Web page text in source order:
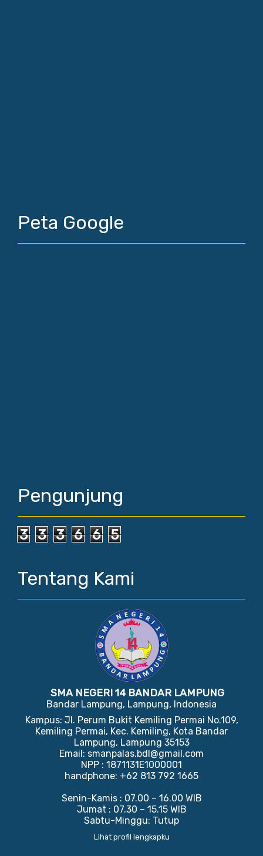
Peta Google
Pengunjung
3 3 3 6 6 5
Tentang Kami
SMA NEGERI 14 BANDAR LAMPUNG
Bandar Lampung, Lampung, Indonesia
Kampus: Jl. Perum Bukit Kemiling Permai No.109,
Kemiling Permai, Kec. Kemiling, Kota Bandar
Lampung, Lampung 35153
Email: smanpalas.bdl@gmail.com
NPP : 1871131E1000001
handphone: +62 813 792 1665
Senin-Kamis : 07.00 – 16.00 WIB
Jumat : 07.30 – 15.15 WIB
Sabtu-Minggu: Tutup
Lihat profil lengkapku